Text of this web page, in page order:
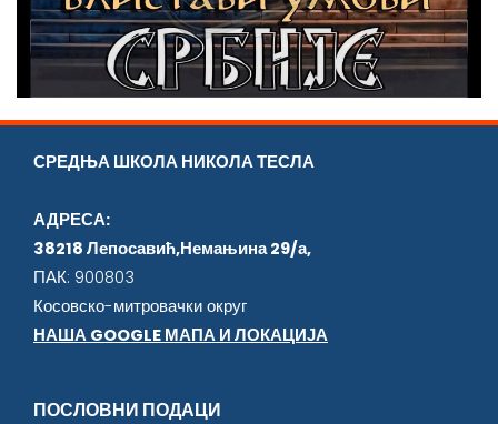
СРЕДЊА ШКОЛА НИКОЛА ТЕСЛА
АДРЕСА:
38218 Лепосавић,Немањина 29/а,
ПАК: 900803
Косовско-митровачки округ
НАША GOOGLE МАПА И ЛОКАЦИЈА
ПОСЛОВНИ ПОДАЦИ